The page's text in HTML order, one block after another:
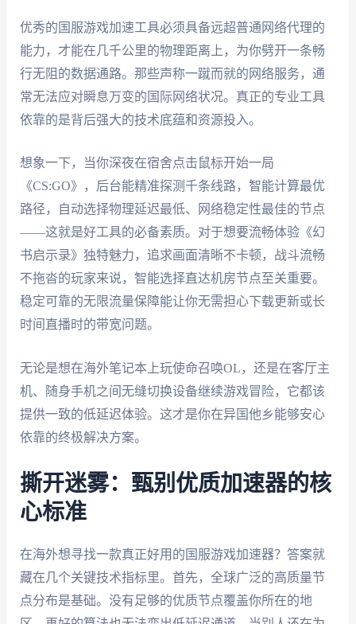
优秀的国服游戏加速工具必须具备远超普通网络代理的
能力，才能在几千公里的物理距离上，为你劈开一条畅
行无阻的数据通路。那些声称一蹴而就的网络服务，通
常无法应对瞬息万变的国际网络状况。真正的专业工具
依靠的是背后强大的技术底蕴和资源投入。
想象一下，当你深夜在宿舍点击鼠标开始一局
《CS:GO》，后台能精准探测千条线路，智能计算最优
路径，自动选择物理延迟最低、网络稳定性最佳的节点
——这就是好工具的必备素质。对于想要流畅体验《幻
书启示录》独特魅力，追求画面清晰不卡顿，战斗流畅
不拖沓的玩家来说，智能选择直达机房节点至关重要。
稳定可靠的无限流量保障能让你无需担心下载更新或长
时间直播时的带宽问题。
无论是想在海外笔记本上玩使命召唤OL，还是在客厅主
机、随身手机之间无缝切换设备继续游戏冒险，它都该
提供一致的低延迟体验。这才是你在异国他乡能够安心
依靠的终极解决方案。
撕开迷雾：甄别优质加速器的核
心标准
在海外想寻找一款真正好用的国服游戏加速器？答案就
藏在几个关键技术指标里。首先，全球广泛的高质量节
点分布是基础。没有足够的优质节点覆盖你所在的地